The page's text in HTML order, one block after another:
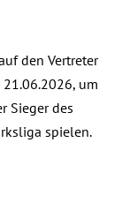
den Vertreter
um
Sieger des
spielen.